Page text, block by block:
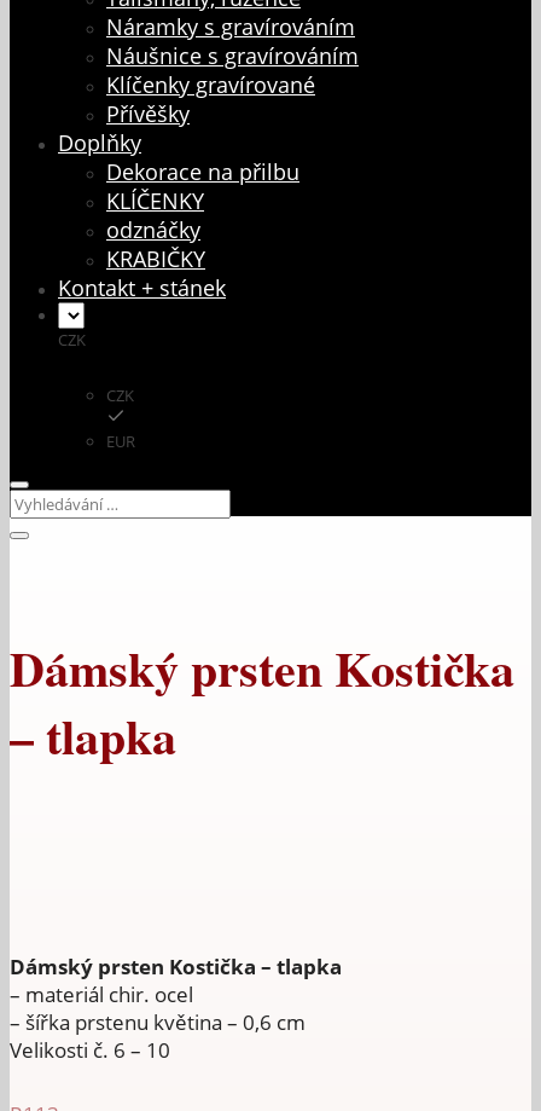
Náramky s gravírováním
Náušnice s gravírováním
Klíčenky gravírované
Přívěšky
Doplňky
Dekorace na přilbu
KLÍČENKY
odznáčky
KRABIČKY
Kontakt + stánek
CZK
CZK
EUR
Dámský prsten Kostička
– tlapka
Dámský prsten Kostička – tlapka
– materiál chir. ocel
– šířka prstenu květina – 0,6 cm
Velikosti č. 6 – 10